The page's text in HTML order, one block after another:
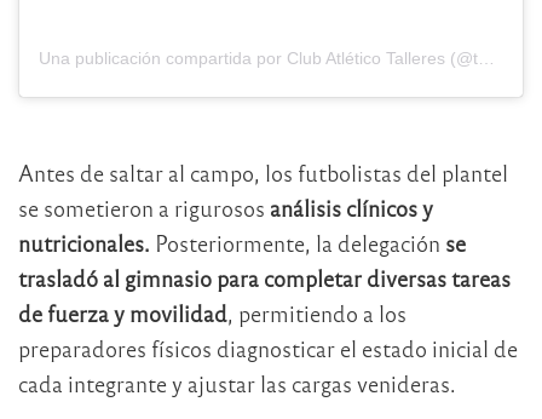
Antes de saltar al campo, los futbolistas del plantel
se sometieron a rigurosos análisis clínicos y
nutricionales. Posteriormente, la delegación se
trasladó al gimnasio para completar diversas tareas
de fuerza y movilidad, permitiendo a los
preparadores físicos diagnosticar el estado inicial de
cada integrante y ajustar las cargas venideras.